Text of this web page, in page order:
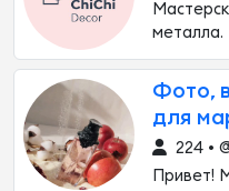
металла.
Фото,
для
224 •
Привет!